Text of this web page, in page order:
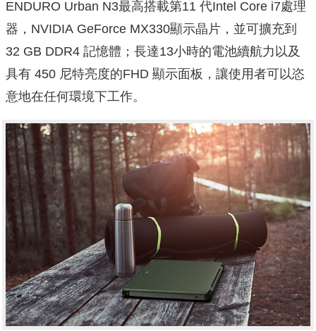
ENDURO Urban N3最高搭載第11 代Intel Core i7處理
器，NVIDIA GeForce MX330顯示晶片，並可擴充到
32 GB DDR4 記憶體；長達13小時的電池續航力以及
具有 450 尼特亮度的FHD 顯示面板，讓使用者可以恣
意地在任何環境下工作。